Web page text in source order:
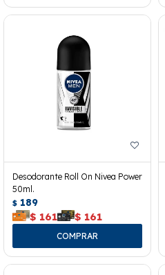
Desodorante Roll On Nivea Power
50ml.
$ 189
$ 161 $ 161